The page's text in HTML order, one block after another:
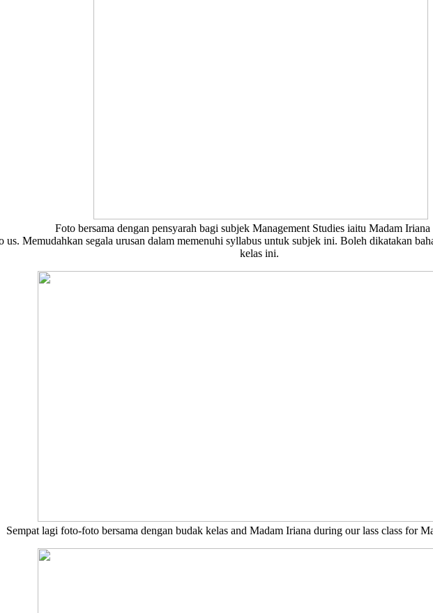
Foto bersama dengan pensyarah bagi subjek Management Studies iaitu Madam Iriana
Memudahkan segala urusan dalam memenuhi syllabus untuk subjek ini. Boleh dikatakan
kelas ini.
Sempat lagi foto-foto bersama dengan budak kelas and Madam Iriana during our lass class for